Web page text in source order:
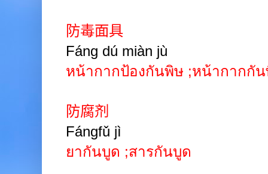
防毒面具
Fáng dú miàn jù
หน้ากากป้องกันพิษ ;หน้ากากกั
防腐剂
Fángfǔ jì
ยากันบูด ;สารกันบูด